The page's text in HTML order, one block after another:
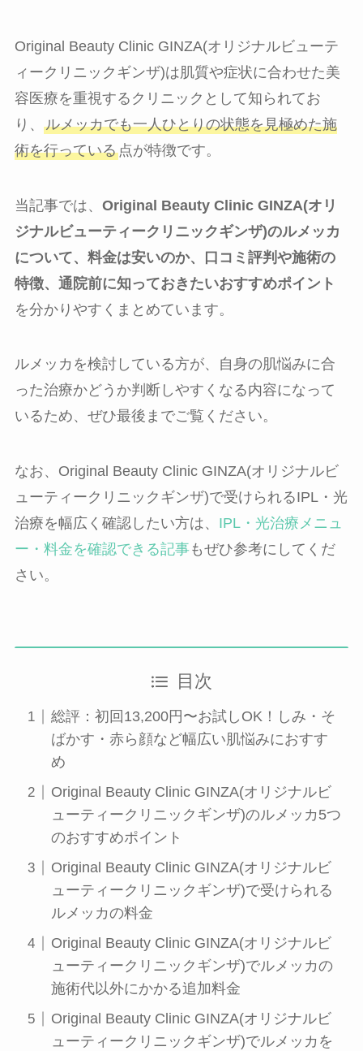
Original Beauty Clinic GINZA(オリジナルビューテ
ィークリニックギンザ)は肌質や症状に合わせた美
容医療を重視するクリニックとして知られてお
り、 ルメッカでも一人ひとりの状態を見極めた施
術を行っている点が特徴です。
当記事では、 Original Beauty Clinic GINZA(オリ
ジナルビューティークリニックギンザ)のルメッカ
について、料金は安いのか、口コミ評判や施術の
特徴、通院前に知っておきたいおすすめポイント
を分かりやすくまとめています。
ルメッカを検討している方が、自身の肌悩みに合
った治療かどうか判断しやすくなる内容になって
いるため、ぜひ最後までご覧ください。
なお、Original Beauty Clinic GINZA(オリジナルビ
ューティークリニックギンザ)で受けられるIPL・光
治療を幅広く確認したい方は、 IPL・光治療メニュ
ー・料金を確認できる記事もぜひ参考にしてくだ
さい。
目次
総評：初回13,200円〜お試しOK！しみ・そ
ばかす・赤ら顔など幅広い肌悩みにおすす
め
Original Beauty Clinic GINZA(オリジナルビ
ューティークリニックギンザ)のルメッカ5つ
のおすすめポイント
Original Beauty Clinic GINZA(オリジナルビ
ューティークリニックギンザ)で受けられる
ルメッカの料金
Original Beauty Clinic GINZA(オリジナルビ
ューティークリニックギンザ)でルメッカの
施術代以外にかかる追加料金
Original Beauty Clinic GINZA(オリジナルビ
ューティークリニックギンザ)でルメッカを